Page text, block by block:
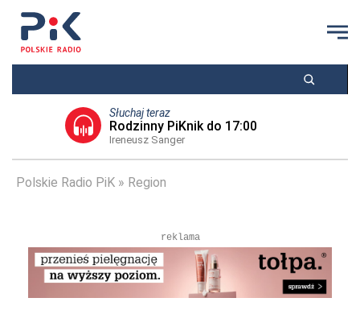
Słuchaj teraz
Rodzinny PiKnik do 17:00
Ireneusz Sanger
Polskie Radio PiK Region
reklama